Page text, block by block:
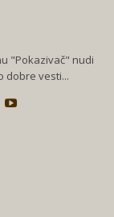
"Pokazivač" nudi
dobre vesti...